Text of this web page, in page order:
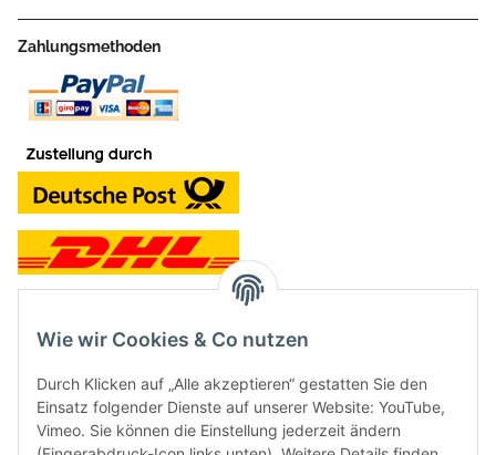
Zahlungsmethoden
Neben dem Onlineshop haben wir ein Ladengeschäft in Hütten:
Frontline Games
Wie wir Cookies & Co nutzen
Durch Klicken auf „Alle akzeptieren“ gestatten Sie den
Einsatz folgender Dienste auf unserer Website: YouTube,
Vimeo. Sie können die Einstellung jederzeit ändern